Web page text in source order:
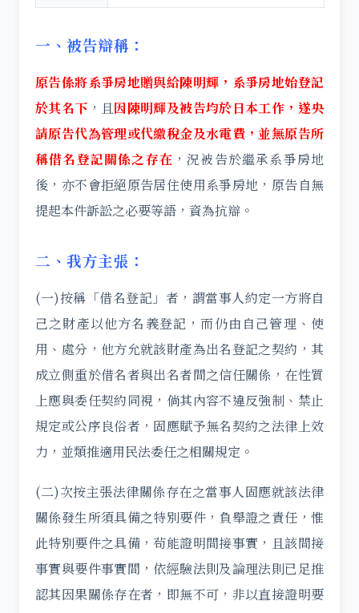
一、被告辯稱：
原告係將系爭房地贈與給陳明輝，系爭房地始登記
於其名下 ，且因陳明輝及被告均於日本工作，遂央
請原告代為管理或代繳稅金及水電費，並無原告所
稱借名登記關係之存在 ，況被告於繼承系爭房地
後，亦不會拒絕原告居住使用系爭房地，原告自無
提起本件訴訟之必要等語，資為抗辯。
二、我方主張：
(一)按稱「借名登記」者，謂當事人約定一方將自
己之財產以他方名義登記，而仍由自己管理、使
用、處分，他方允就該財產為出名登記之契約，其
成立側重於借名者與出名者間之信任關係，在性質
上應與委任契約同視，倘其內容不違反強制、禁止
規定或公序良俗者，固應賦予無名契約之法律上效
力，並類推適用民法委任之相關規定。
(二)次按主張法律關係存在之當事人固應就該法律
關係發生所須具備之特別要件，負舉證之責任，惟
此特別要件之具備，茍能證明間接事實，且該間接
事實與要件事實間，依經驗法則及論理法則已足推
認其因果關係存在者，即無不可，非以直接證明要